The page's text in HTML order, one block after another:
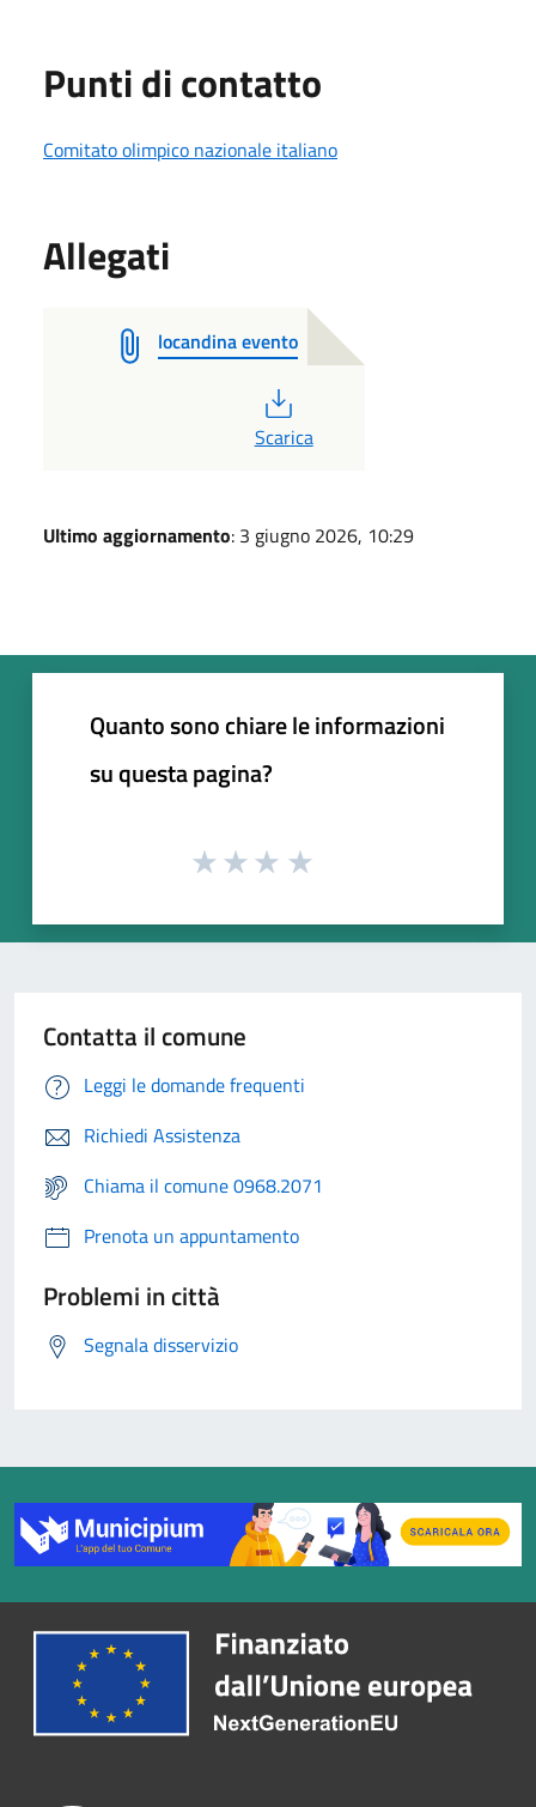
Punti di contatto
Comitato olimpico nazionale italiano
Allegati
locandina evento
Scarica
Ultimo aggiornamento: 3 giugno 2026, 10:29
Quanto sono chiare le informazioni
su questa pagina?
Contatta il comune
Leggi le domande frequenti
Richiedi Assistenza
Chiama il comune 0968.2071
Prenota un appuntamento
Problemi in città
Segnala disservizio